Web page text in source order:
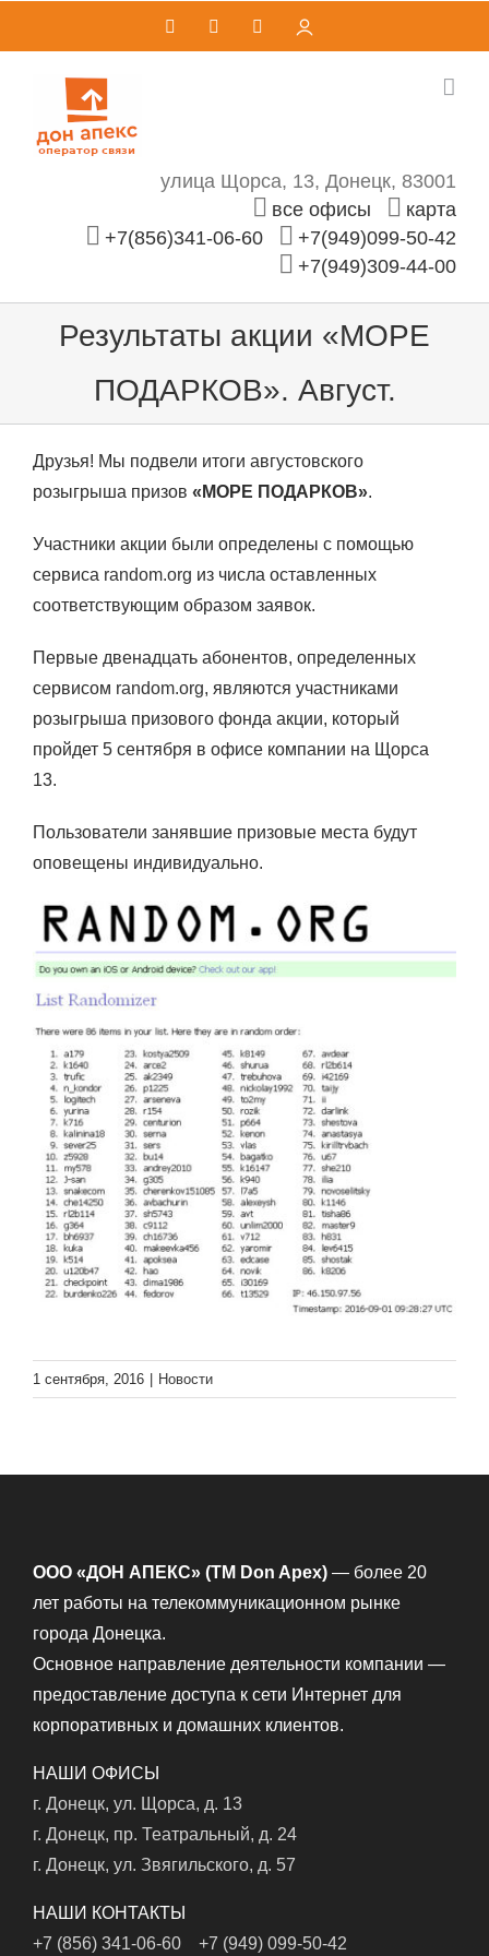
TelegramEmailЛичный
улица Щорса, 13, Донецк, 83001
все офисы
карта
+7(856)341-06-60
+7(949)099-50-42
+7(949)309-44-00
Результаты акции «МОРЕ
ПОДАРКОВ». Август.
Друзья! Мы подвели итоги августовского
розыгрыша призов «МОРЕ ПОДАРКОВ».
Участники акции были определены с помощью
сервиса random.org из числа оставленных
соответствующим образом заявок.
Первые двенадцать абонентов, определенных
сервисом random.org, являются участниками
розыгрыша призового фонда акции, который
пройдет 5 сентября в офисе компании на Щорса
13.
Пользователи занявшие призовые места будут
оповещены индивидуально.
1 сентября, 2016 Новости
ООО «ДОН АПЕКС» (TM Don Apex) — более 20
лет работы на телекоммуникационном рынке
города Донецка.
Основное направление деятельности компании —
предоставление доступа к сети Интернет для
корпоративных и домашних клиентов.
НАШИ ОФИСЫ
г. Донецк, ул. Щорса, д. 13
г. Донецк, пр. Театральный, д. 24
г. Донецк, ул. Звягильского, д. 57
НАШИ КОНТАКТЫ
+7 (856) 341-06-60
+7 (949) 099-50-42